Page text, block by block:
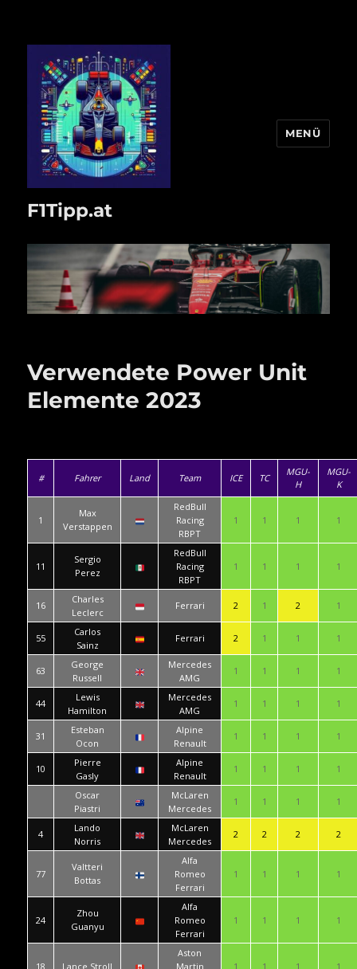
F1Tipp.at
MENÜ
Verwendete Power Unit
Elemente 2023
# Fahrer Land Team ICE TC
MGU-
H
MGU-
K
1
Max
Verstappen
RedBull
Racing
RBPT
1 1 1 1
11
Sergio
Perez
RedBull
Racing
RBPT
1 1 1 1
16
Charles
Leclerc
Ferrari 2 1 2 1
55
Carlos
Sainz
Ferrari 2 1 1 1
63
George
Russell
Mercedes
AMG
1 1 1 1
44
Lewis
Hamilton
Mercedes
AMG
1 1 1 1
31
Esteban
Ocon
Alpine
Renault
1 1 1 1
10
Pierre
Gasly
Alpine
Renault
1 1 1 1
Oscar
Piastri
McLaren
Mercedes
1 1 1 1
4
Lando
Norris
McLaren
Mercedes
2 2 2 2
77
Valtteri
Bottas
Alfa
Romeo
Ferrari
1 1 1 1
24
Zhou
Guanyu
Alfa
Romeo
Ferrari
1 1 1 1
18 Lance Stroll
Aston
Martin
1 1 1 1